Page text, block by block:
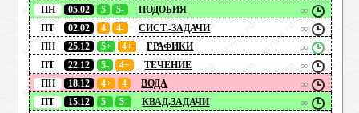
∞
ПН 05.02 5 5-
ПОДОБИЯ
∞
ПТ 02.02 4 4-
СИСТ.-ЗАДАЧИ
∞
ПН 25.12 5+ 4+
ГРАФИКИ
∞
ПТ 22.12 5- 4+
ТЕЧЕНИЕ
∞
ПН 18.12 4+ 4
ВОДА
∞
ПТ 15.12 5- 5- КВАД.ЗАДАЧИ